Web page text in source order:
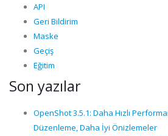
API
Geri Bildirim
Maske
Geçiş
Eğitim
Son yazılar
OpenShot 3.5.1: Daha Hızlı
Düzenleme, Daha İyi Önizlemeler